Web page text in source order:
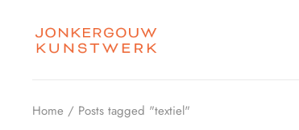
content
Home Posts tagged "textiel"